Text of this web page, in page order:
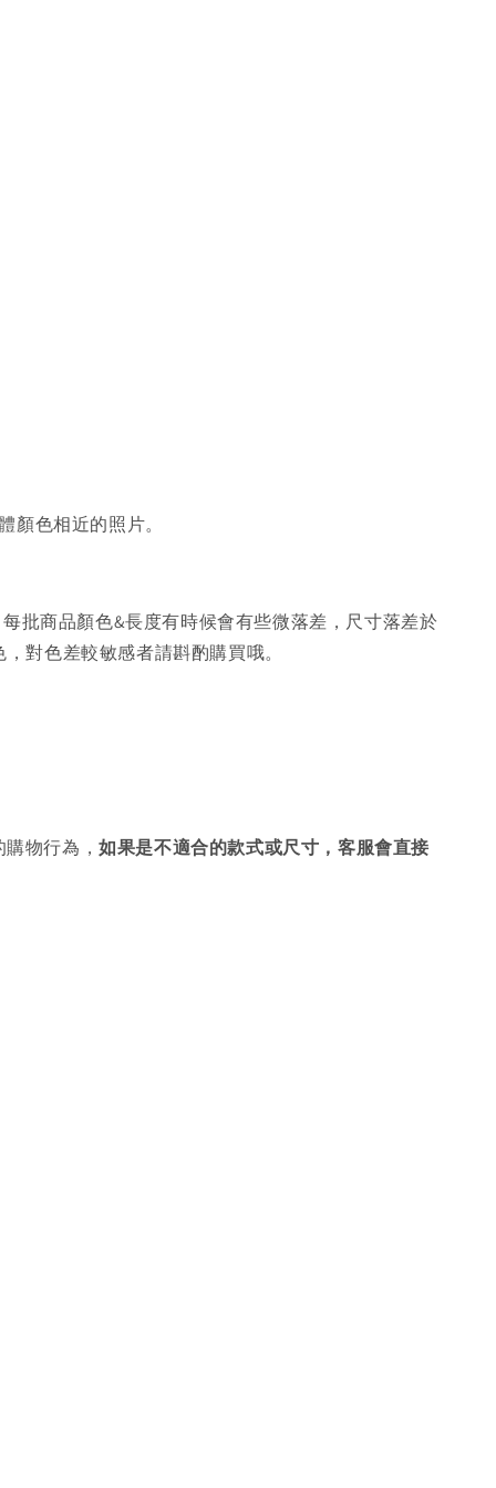
色相近的照片。
批商品顏色&長度有時候會有些微落差，尺寸落差於
對色差較敏感者請斟酌購買哦。
購物行為，如果是不適合的款式或尺寸，客服會直接